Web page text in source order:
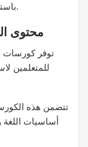
باستمرار تواكب التطورات في مجال تعلم اللغات.
3. محتوى
توفر كورسات
للمتعلمين
تتضمن هذه
أساسيات اللغة